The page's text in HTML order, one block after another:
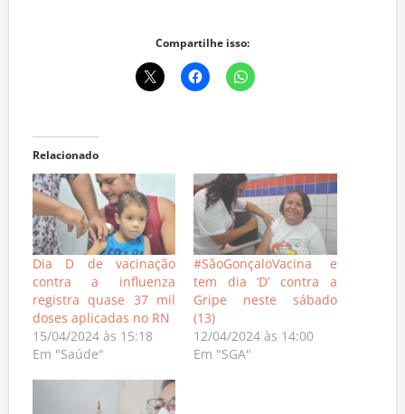
Compartilhe isso:
Relacionado
Dia D de vacinação
contra a influenza
registra quase 37 mil
doses aplicadas no RN
15/04/2024 às 15:18
Em "Saúde"
#SãoGonçaloVacina e
tem dia ‘D’ contra a
Gripe neste sábado
(13)
12/04/2024 às 14:00
Em "SGA"